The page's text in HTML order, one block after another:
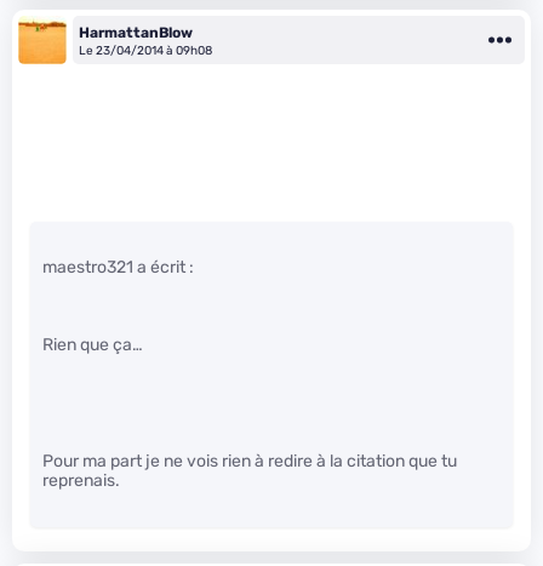
HarmattanBlow
Le 23/04/2014 à 09h08
maestro321 a écrit :
Rien que ça…
Pour ma part je ne vois rien à redire à la citation que tu
reprenais.